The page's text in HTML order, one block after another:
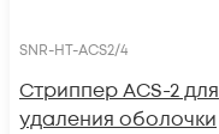
SNR-HT-ACS2/4
Стриппер ACS-2 для
удаления оболочки